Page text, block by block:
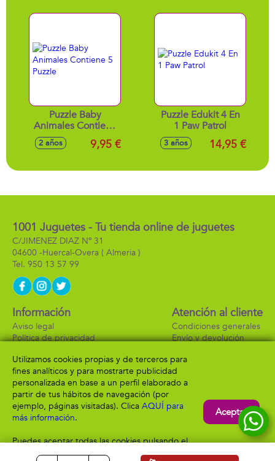
Puzzle Baby
Animales Contiene
5 Puzzle
2 años 9,95 €
Puzzle Edukit 4 En
1 Paw Patrol
3 años 14,95 €
1001 Juguetes - Tu tienda online de juguetes
C/JIMENEZ DIAZ Nº 31
04600 -Huercal-Overa ( Almeria )
950 13 57 99
Información
Aviso legal
Política de privacidad
Atención al cliente
Condiciones generales
Envío y devolución
Formas de pago
Utilizamos cookies propias y de terceros para
fines analíticos y para mostrarte publicidad
personalizada en base a un perfil elaborado a
partir de tus hábitos de navegación (por
ejemplo, páginas visitadas). Clica AQUÍ para
más información.
Puedes aceptar todas las cookies pulsando el
botón “Aceptar” o configurarlas o rechazar su
Aceptar